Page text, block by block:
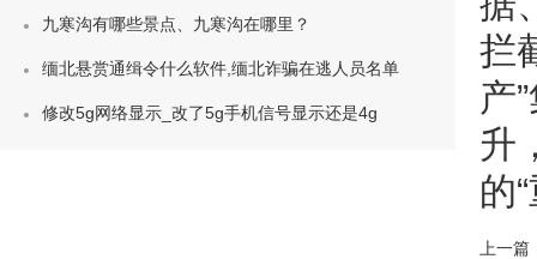
拦
产
升
的
上一篇
九寒沟有哪些景点、九寒沟在哪里？
缅北悬赏通缉令什么软件,缅北诈骗在逃人员名单
修改5g网络显示_改了5g手机信号显示还是4g